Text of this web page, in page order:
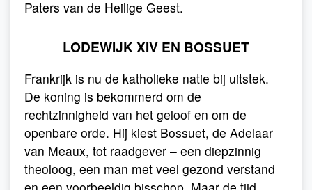
Paters van de Heilige Geest.
LODEWIJK XIV EN BOSSUET
Frankrijk is nu de katholieke natie bij uitstek.
De koning is bekommerd om de
rechtzinnigheid van het geloof en om de
openbare orde. Hij kiest Bossuet, de Adelaar
van Meaux, tot raadgever – een diepzinnig
theoloog, een man met veel gezond verstand